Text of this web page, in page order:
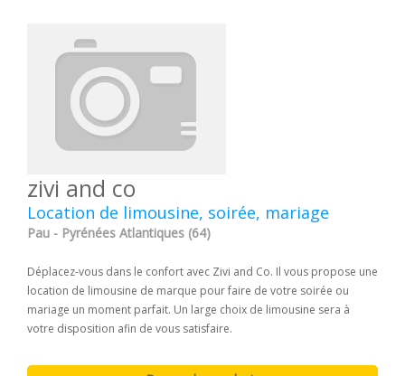
zivi and co
Location de limousine, soirée, mariage
Pau - Pyrénées Atlantiques (64)
Déplacez-vous dans le confort avec Zivi and Co. Il vous propose une
location de limousine de marque pour faire de votre soirée ou
mariage un moment parfait. Un large choix de limousine sera à
votre disposition afin de vous satisfaire.